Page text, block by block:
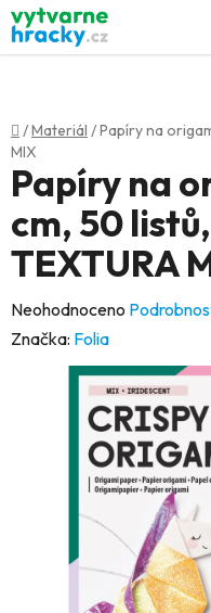
Přejít
na
obsah
Domů
/Materiál /Papíry na
MIX
Papíry na
cm, 50
TEXTURA
Průměrné
hodnocení
produktu
hvězdiček.
Neohodnoceno
Značka: Folia